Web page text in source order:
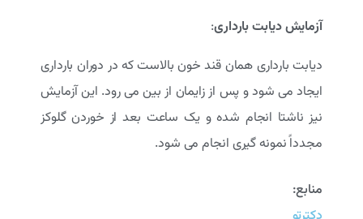
آزمایش دیابتبارداری:
دیابت بارداری همان قند خون بالاست که در دوران بارداری
ایجاد می شود و پس از زایمان از بین می رود. این آزمایش
نیز ناشتا انجام شده و یک ساعت بعد از خوردن گلوکز
مجدداً نمونه گیری انجام می شود.
منابع: